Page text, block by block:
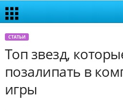
СТАТЬИ
Топ звезд,
позалипать в
игры